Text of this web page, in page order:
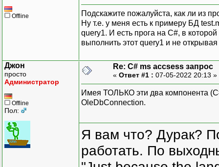
Offline
Подскажите пожалуйста, как ли из
Ну т.е. у меня есть к примеру БД
query1. И есть прога на C#, в
выполнить этот query1 и не
Джон
просто
Администратор
Offline
Пол:
Re: C# ms accsess запрос
« Ответ #1 : 07-05-2022 20:13 »
Имея ТОЛЬКО эти два компонента
OleDbConnection.
Я вам что? Дурак?
работать. По